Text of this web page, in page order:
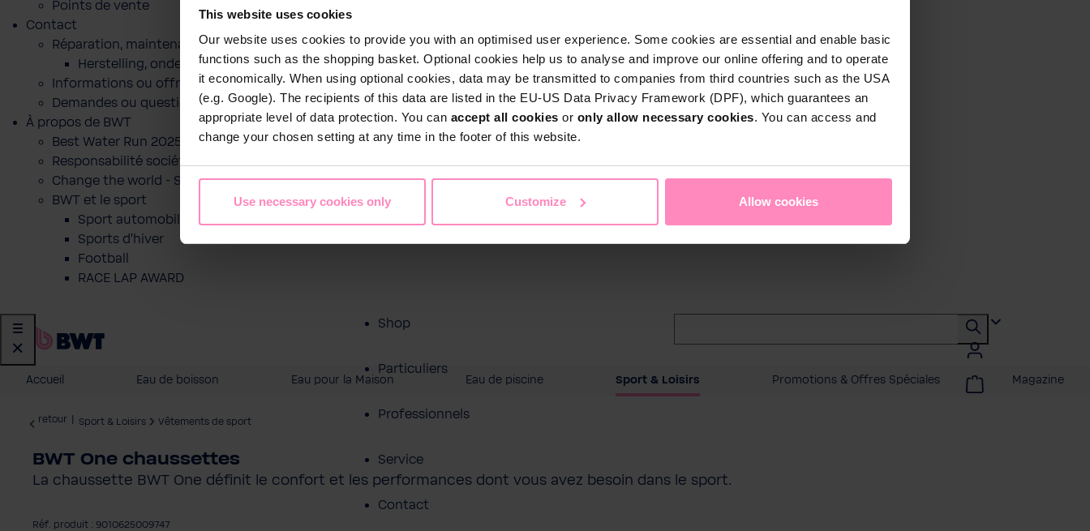
This website uses cookies
Our website uses cookies to provide you with an optimised user experience. Some cookies are essential and enable basic
functions such as the shopping basket. Optional cookies help us to analyse and improve our online offering and to operate
it economically. When using optional cookies, data may be transmitted to companies from third countries such as the USA
(e.g. Google). The recipients of this data are listed in the EU-US Data Privacy Framework (DPF), which guarantees an
appropriate level of data protection. You can accept all cookies or only allow necessary cookies. You can access and
change your chosen setting at any time in the footer of this website.
Use necessary cookies only Customize Allow cookies
Points de vente
Contact
Réparation, maintenance ou mise en service
Herstelling, onderhoud of indienststelling
Informations ou offre pour un produit
Demandes ou questions
À propos de BWT
Best Water Run 2025
Responsabilité sociétale des entreprises
Change the world - Sip by sip
BWT et le sport
Sport automobile
Sports d'hiver
Football
RACE LAP AWARD
Shop
Particuliers
Professionnels
Service
Contact
Accueil Eau de boisson Eau pour la Maison Eau de piscine Sport & Loisirs Promotions & Offres Spéciales Magazine
retour Sport & Loisirs Vêtements de sport
BWT One chaussettes
La chaussette BWT One définit le confort et les performances dont vous avez besoin dans le sport.
Réf. produit : 9010625009747